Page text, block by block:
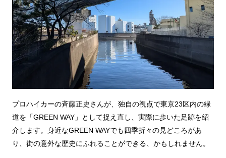
プロハイカーの斉藤正史さんが、独自の視点で東京23区内の緑
道を「GREEN WAY」として捉え直し、実際に歩いた足跡を紹
介します。身近なGREEN WAYでも四季折々の見どころがあ
り、街の意外な歴史にふれることができる、かもしれません。